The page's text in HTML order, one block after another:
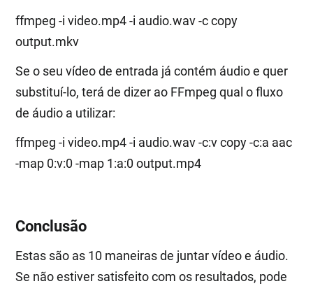
ffmpeg -i video.mp4 -i audio.wav -c copy
output.mkv
Se o seu vídeo de entrada já contém áudio e quer
substituí-lo, terá de dizer ao FFmpeg qual o fluxo
de áudio a utilizar:
ffmpeg -i video.mp4 -i audio.wav -c:v copy -c:a aac
-map 0:v:0 -map 1:a:0 output.mp4
Conclusão
Estas são as 10 maneiras de juntar vídeo e áudio.
Se não estiver satisfeito com os resultados, pode